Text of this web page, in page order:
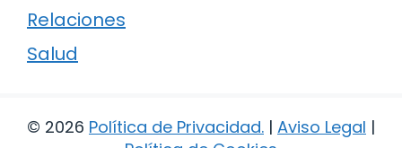
Relaciones
Salud
© 2026 Política de Privacidad. | Aviso Legal |